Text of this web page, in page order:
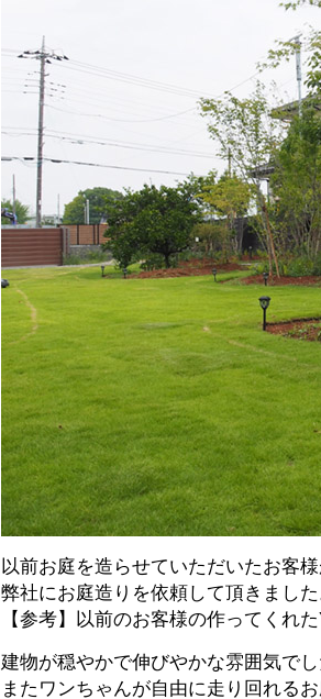
以前お庭を造らせていただいたお客
弊社にお庭造りを依頼して頂きました
【参考】以前のお客様の作ってくれた
建物が穏やかで伸びやかな雰囲気で
またワンちゃんが自由に走り回れる